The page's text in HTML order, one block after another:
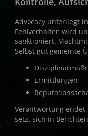
Advocacy unterliegt
Fehlverhalten wird
sanktioniert.
Selbst gut gemeinte
Ermittlungen
Verantwortung endet
setzt sich in